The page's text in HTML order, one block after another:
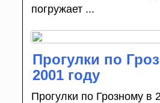
погружает ...
Прогулки по
2001 году
Прогулки по Грозному в